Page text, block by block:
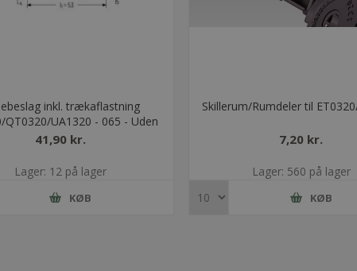
inkl. trækaflastning
QT0320/UA1320 - 065 - Uden
bolt
41,90 kr.
Lager: 12 på lager
KØB
Skillerum/Rumdeler til
7,20 kr.
Lager: 560 på lager
KØB